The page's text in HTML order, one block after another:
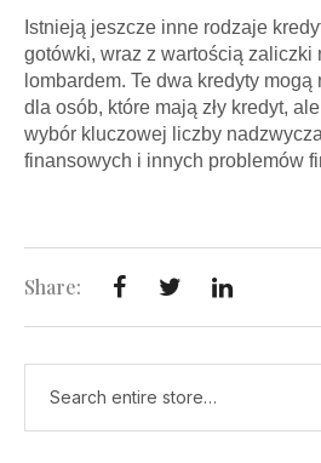
Istnieją jeszcze inne rodzaje
gotówki, wraz z wartością zaliczki
lombardem. Te dwa kredyty
dla osób, które mają zły kredyt,
wybór kluczowej liczby
finansowych i innych problemów
Share: